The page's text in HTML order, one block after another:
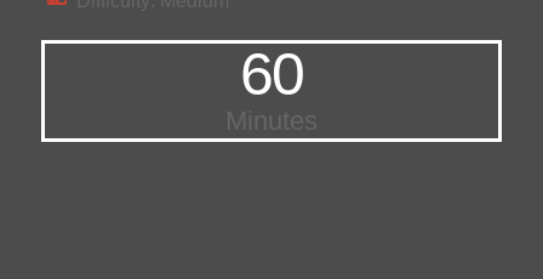
60
Minutes